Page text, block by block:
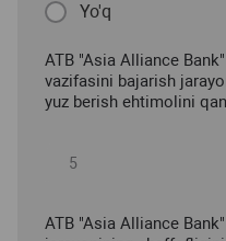
Yo'q
ATB "Asia Alliance
vazifasini bajarish
yuz berish ehtimolini
ATB "Asia Alliance